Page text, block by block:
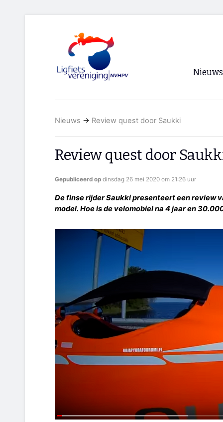
Nieuws
RSS
Nieuws → Review quest door Saukki
Review quest door
Gepubliceerd op dinsdag 26 mei 2020 om 21:26 uur
De finse rijder Saukki presenteert een review
model. Hoe is de velomobiel na 4 jaar en